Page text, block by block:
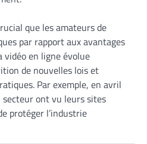
que les amateurs de
par rapport aux avantages
vidéo en ligne évolue
de nouvelles lois et
Par exemple, en avril
ont vu leurs sites
protéger l’industrie